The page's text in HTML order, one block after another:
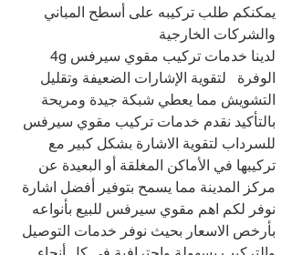
يمكنكم طلب تركيبه على أسطح المباني
والشركات الخارجية
الوفرة   لتقوية الإشارات الضعيفة وتقليل
التشويش مما يعطي شبكة جيدة ومريحة
بالتأكيد نقدم خدمات تركيب مقوي سيرفس
للسرداب لتقوية الاشارة بشكل كبير مع
تركيبها في الأماكن المغلقة أو البعيدة عن
مركز المدينة مما يسمح بتوفير أفضل اشارة
نوفر لكم اهم مقوي سيرفس للبيع بأنواعه
بأرخص الاسعار بحيث نوفر خدمات التوصيل